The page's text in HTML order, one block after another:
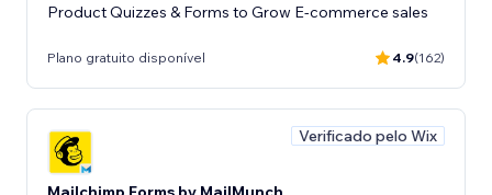
Product Quizzes & Forms to Grow E-commerce sales
Plano gratuito disponível 4.9(162)
Verificado pelo Wix